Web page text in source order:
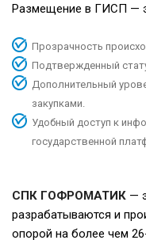
Размещение в ГИСП —
Прозрачность
Подтвержденный
Дополнительный
закупками.
Удобный доступ к
государственной
СПК ГОФРОМАТИК —
разрабатываются и
опорой на более чем